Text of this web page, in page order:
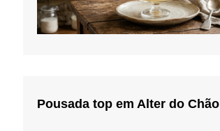
Pousada top em Alter do Chão